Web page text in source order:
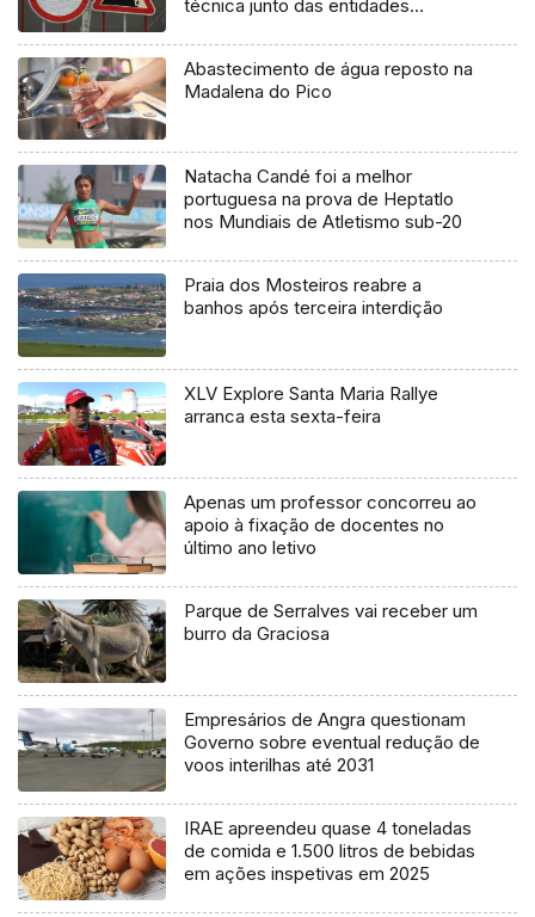
técnica junto das entidades
Abastecimento de água reposto na
Madalena do Pico
Natacha Candé foi a melhor
portuguesa na prova de Heptatlo
nos Mundiais de Atletismo sub-20
Praia dos Mosteiros reabre a
banhos após terceira interdição
XLV Explore Santa Maria Rallye
arranca esta sexta-feira
Apenas um professor concorreu ao
apoio à fixação de docentes no
último ano letivo
Parque de Serralves vai receber um
burro da Graciosa
Empresários de Angra questionam
Governo sobre eventual redução de
voos interilhas até 2031
IRAE apreendeu quase 4 toneladas
de comida e 1.500 litros de bebidas
em ações inspetivas em 2025